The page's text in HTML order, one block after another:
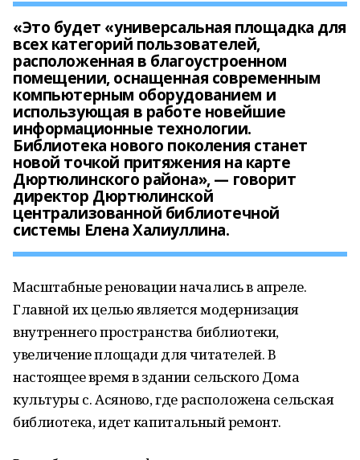
«Это будет «универсальная площадка для
всех категорий пользователей,
расположенная в благоустроенном
помещении, оснащенная современным
компьютерным оборудованием и
использующая в работе новейшие
информационные технологии.
Библиотека нового поколения станет
новой точкой притяжения на карте
Дюртюлинского района», — говорит
директор Дюртюлинской
централизованной библиотечной
системы Елена Халиуллина.
Масштабные реновации начались в апреле.
Главной их целью является модернизация
внутреннего пространства библиотеки,
увеличение площади для читателей. В
настоящее время в здании сельского Дома
культуры с. Асяново, где расположена сельская
библиотека, идет капитальный ремонт.